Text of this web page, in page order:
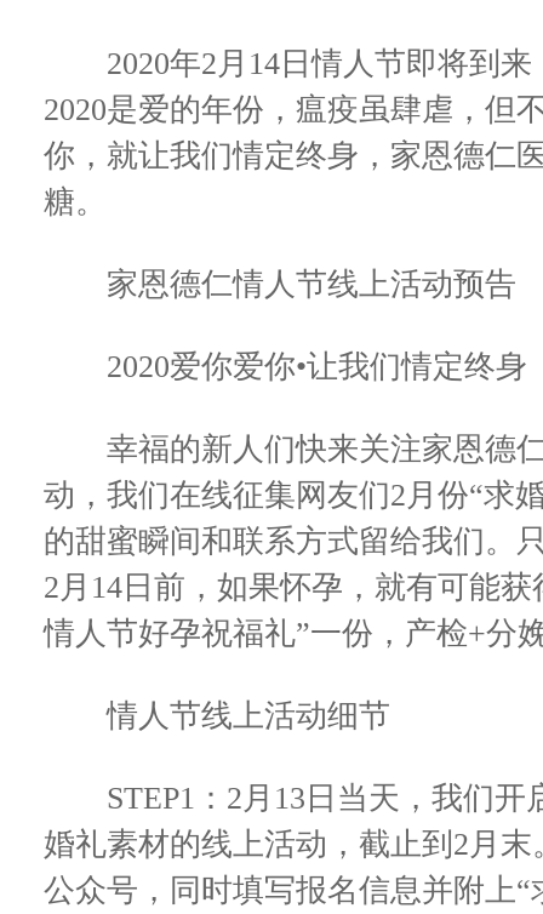
2020年2月14日情人节即将到来
2020是爱的年份，瘟疫虽肆虐，但
你，就让我们情定终身，家恩德仁
糖。
家恩德仁情人节线上活动预告
2020爱你爱你•让我们情定终身
幸福的新人们快来关注家恩德仁
动，我们在线征集网友们2月份“求
的甜蜜瞬间和联系方式留给我们。
2月14日前，如果怀孕，就有可能
情人节好孕祝福礼”一份，产检+分
情人节线上活动细节
STEP1：2月13日当天，我们开
婚礼素材的线上活动，截止到2月
公众号，同时填写报名信息并附上“